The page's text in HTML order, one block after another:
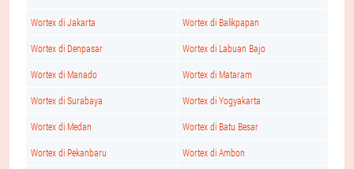
Wortex di Jakarta Wortex di Balikpapan
Wortex di Denpasar Wortex di Labuan Bajo
Wortex di Manado Wortex di Mataram
Wortex di Surabaya Wortex di Yogyakarta
Wortex di Medan Wortex di Batu Besar
Wortex di Pekanbaru Wortex di Ambon